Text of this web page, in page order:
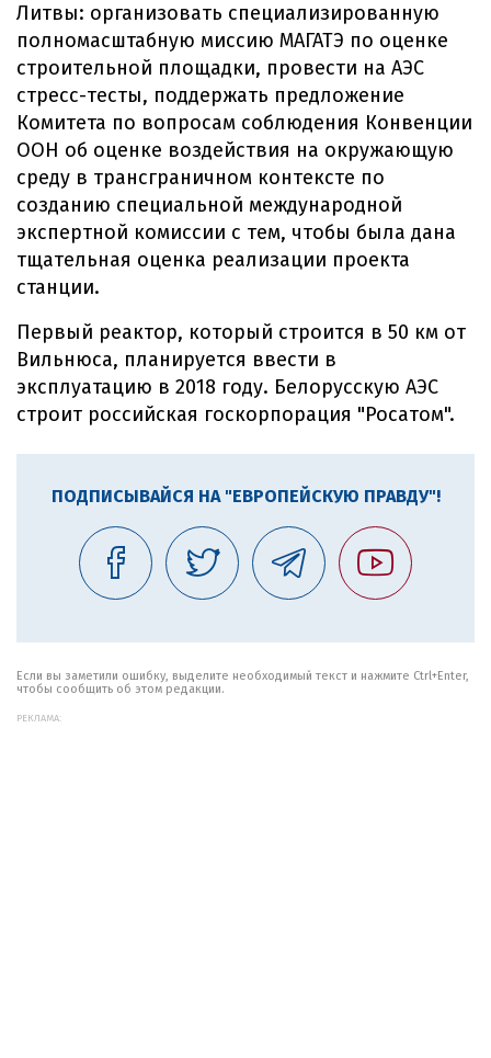
Литвы: организовать специализированную
полномасштабную миссию МАГАТЭ по оценке
строительной площадки, провести на АЭС
стресс-тесты, поддержать предложение
Комитета по вопросам соблюдения Конвенции
ООН об оценке воздействия на окружающую
среду в трансграничном контексте по
созданию специальной международной
экспертной комиссии с тем, чтобы была дана
тщательная оценка реализации проекта
станции.
Первый реактор, который строится в 50 км от
Вильнюса, планируется ввести в
эксплуатацию в 2018 году. Белорусскую АЭС
строит российская госкорпорация "Росатом".
ПОДПИСЫВАЙСЯ НА "ЕВРОПЕЙСКУЮ ПРАВДУ"!
Если вы заметили ошибку, выделите необходимый текст и нажмите Ctrl+Enter,
чтобы сообщить об этом редакции.
РЕКЛАМА: